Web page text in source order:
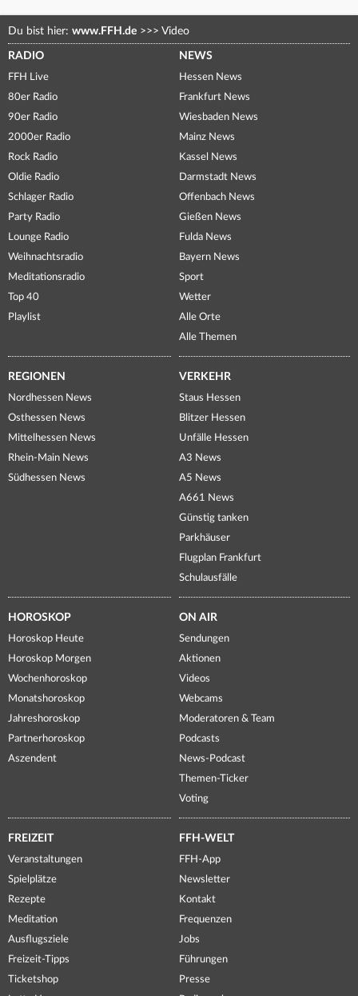
Du bist hier: www.FFH.de >>> Video
RADIO
FFH Live
80er Radio
90er Radio
2000er Radio
Rock Radio
Oldie Radio
Schlager Radio
Party Radio
Lounge Radio
Weihnachtsradio
Meditationsradio
Top 40
Playlist
NEWS
Hessen News
Frankfurt News
Wiesbaden News
Mainz News
Kassel News
Darmstadt News
Offenbach News
Gießen News
Fulda News
Bayern News
Sport
Wetter
Alle Orte
Alle Themen
REGIONEN
Nordhessen News
Osthessen News
Mittelhessen News
Rhein-Main News
Südhessen News
VERKEHR
Staus Hessen
Blitzer Hessen
Unfälle Hessen
A3 News
A5 News
A661 News
Günstig tanken
Parkhäuser
Flugplan Frankfurt
Schulausfälle
HOROSKOP
Horoskop Heute
Horoskop Morgen
Wochenhoroskop
Monatshoroskop
Jahreshoroskop
Partnerhoroskop
Aszendent
ON AIR
Sendungen
Aktionen
Videos
Webcams
Moderatoren & Team
Podcasts
News-Podcast
Themen-Ticker
Voting
FREIZEIT
Veranstaltungen
Spielplätze
Rezepte
Meditation
Ausflugsziele
Freizeit-Tipps
Ticketshop
FFH-WELT
FFH-App
Newsletter
Kontakt
Frequenzen
Jobs
Führungen
Presse